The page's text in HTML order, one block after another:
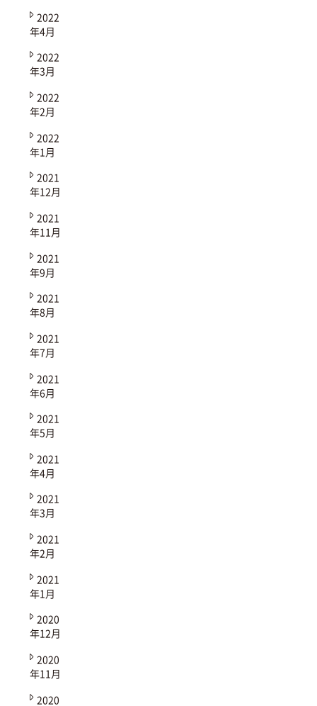
2022
年4月
2022
年3月
2022
年2月
2022
年1月
2021
年12月
2021
年11月
2021
年9月
2021
年8月
2021
年7月
2021
年6月
2021
年5月
2021
年4月
2021
年3月
2021
年2月
2021
年1月
2020
年12月
2020
年11月
2020